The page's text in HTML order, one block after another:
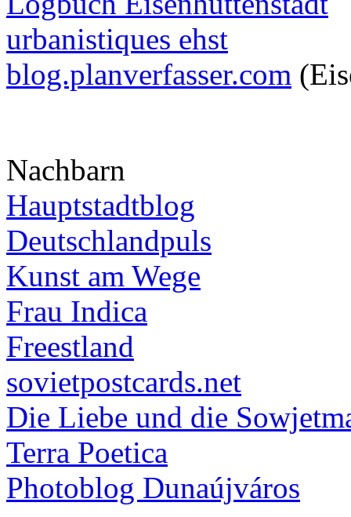
urbanistiques ehst
blog.planverfasser.com
Nachbarn
Hauptstadtblog
Deutschlandpuls
Kunst am Wege
Frau Indica
Freestland
sovietpostcards.net
Die Liebe und die
Terra Poetica
Photoblog Dunaújváros